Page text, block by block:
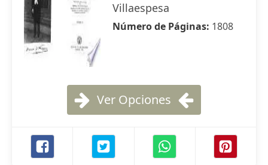
Villaespesa
Número de Páginas: 1808
Ver Opciones